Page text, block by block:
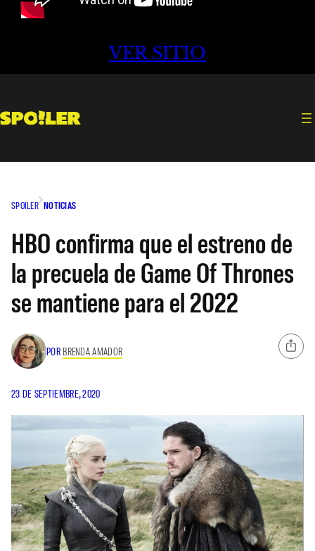
VER SITIO
SPOILER NOTICIAS
HBO confirma que el estreno de
la precuela de Game Of Thrones
se mantiene para el 2022
POR BRENDA AMADOR
23 DE SEPTIEMBRE, 2020